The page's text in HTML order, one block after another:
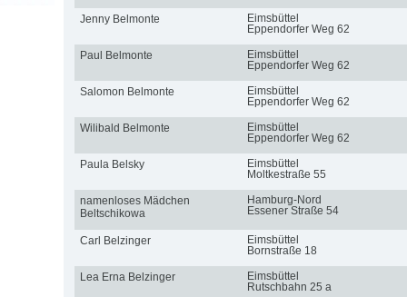
Jenny Belmonte
Eimsbüttel
Eppendorfer Weg 62
Paul Belmonte
Eimsbüttel
Eppendorfer Weg 62
Salomon Belmonte
Eimsbüttel
Eppendorfer Weg 62
Wilibald Belmonte
Eimsbüttel
Eppendorfer Weg 62
Paula Belsky
Eimsbüttel
Moltkestraße 55
namenloses Mädchen
Beltschikowa
Hamburg-Nord
Essener Straße 54
Carl Belzinger
Eimsbüttel
Bornstraße 18
Lea Erna Belzinger
Eimsbüttel
Rutschbahn 25 a